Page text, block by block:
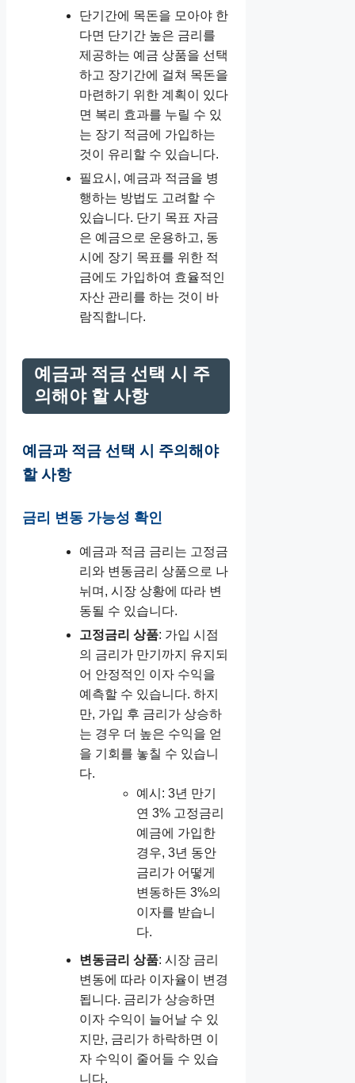
단기간에 목돈을 모아야 한
다면 단기간 높은 금리를
제공하는 예금 상품을 선택
하고 장기간에 걸쳐 목돈을
마련하기 위한 계획이 있다
면 복리 효과를 누릴 수 있
는 장기 적금에 가입하는
것이 유리할 수 있습니다.
필요시, 예금과 적금을 병
행하는 방법도 고려할 수
있습니다. 단기 목표 자금
은 예금으로 운용하고, 동
시에 장기 목표를 위한 적
금에도 가입하여 효율적인
자산 관리를 하는 것이 바
람직합니다.
예금과 적금 선택 시 주
의해야 할 사항
예금과 적금 선택 시 주의해야
할 사항
금리 변동 가능성 확인
예금과 적금 금리는 고정금
리와 변동금리 상품으로 나
뉘며, 시장 상황에 따라 변
동될 수 있습니다.
고정금리 상품: 가입 시점
의 금리가 만기까지 유지되
어 안정적인 이자 수익을
예측할 수 있습니다. 하지
만, 가입 후 금리가 상승하
는 경우 더 높은 수익을 얻
을 기회를 놓칠 수 있습니
다.
예시: 3년 만기
연 3% 고정금리
예금에 가입한
경우, 3년 동안
금리가 어떻게
변동하든 3%의
이자를 받습니
다.
변동금리 상품: 시장 금리
변동에 따라 이자율이 변경
됩니다. 금리가 상승하면
이자 수익이 늘어날 수 있
지만, 금리가 하락하면 이
자 수익이 줄어들 수 있습
니다.